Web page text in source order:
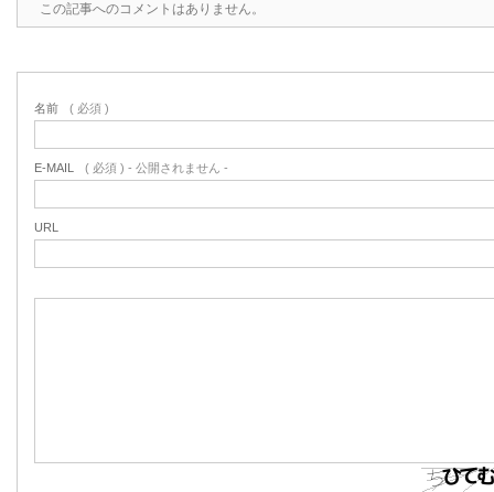
この記事へのコメントはありません。
名前 ( 必須 )
E-MAIL ( 必須 ) - 公開されません -
URL